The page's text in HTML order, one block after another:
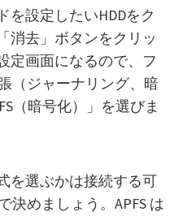
を設定したいHDDをク
消去」ボタンをクリッ
定画面になるので、フ
（ジャーナリング、暗
（暗号化）」を選びま
を選ぶかは接続する可
決めましょう。APFS は